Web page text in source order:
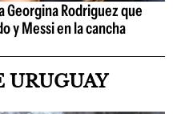
Georgina Rodriguez que
y Messi en la cancha
URUGUAY